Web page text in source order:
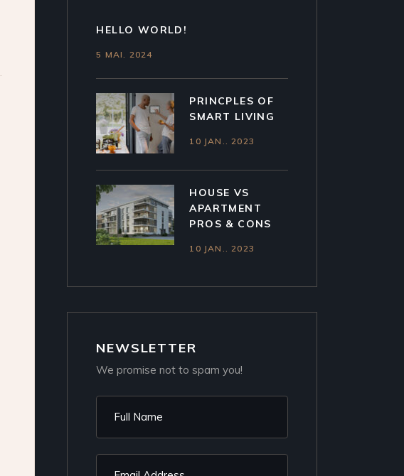
HELLO WORLD!
5 MAI. 2024
PRINCPLES OF
SMART LIVING
10 JAN.. 2023
HOUSE VS
APARTMENT
PROS & CONS
10 JAN.. 2023
NEWSLETTER
We promise not to spam you!